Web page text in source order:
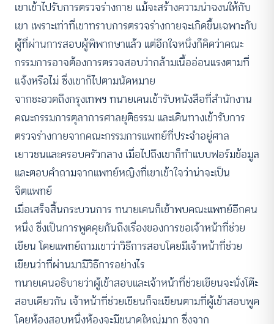
เขาเข้าไปรับการตรวจร่างกาย แม้จะสร้างความน่าฉงนให้กับ
เขา เพราะเท่าที่เขาทราบการตรวจร่างกายจะเกิดขึ้นเฉพาะกับ
ผู้ที่ผ่านการสอบผู้พิพากษาแล้ว แต่อีกใจหนึ่งก็คิดว่าคณะ
กรรมการอาจต้องการตรวจสอบว่ากล้ามเนื้ออ่อนแรงตามที่
แจ้งหรือไม่ ซึ่งเขาก็ไปตามนัดหมาย
จากชะอวดถึงกรุงเทพฯ ทนายเคนเข้ารับหนังสือที่สำนักงาน
คณะกรรมการตุลาการศาลยุติธรรม และเดินทางเข้ารับการ
ตรวจร่างกายจากคณะกรรมการแพทย์ที่ประจำอยู่ศาล
เยาวชนและครอบครัวกลาง เมื่อไปถึงเขาก็ทำแบบฟอร์มข้อมูล
และตอบคำถามจากแพทย์หญิงที่เขาเข้าใจว่าน่าจะเป็น
จิตแพทย์
เมื่อเสร็จสิ้นกระบวนการ ทนายเคนก็เข้าพบคณะแพทย์อีกคน
หนึ่ง ซึ่งเป็นการพูดคุยกันถึงเรื่องของการขอเจ้าหน้าที่ช่วย
เขียน โดยแพทย์ถามเขาว่าวิธีการสอบโดยมีเจ้าหน้าที่ช่วย
เขียนว่าที่ผ่านมามีวิธีการอย่างไร
ทนายเคนอธิบายว่าผู้เข้าสอบและเจ้าหน้าที่ช่วยเขียนจะนั่งโต๊ะ
สอบเดียวกัน เจ้าหน้าที่ช่วยเขียนก็จะเขียนตามที่ผู้เข้าสอบพูด
โดยห้องสอบหนึ่งห้องจะมีขนาดใหญ่มาก ซึ่งจาก